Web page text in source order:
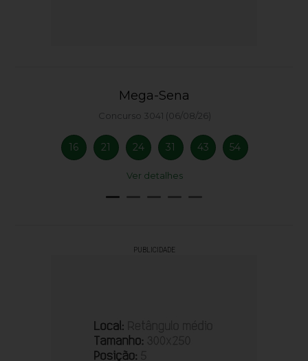
Mega-Sena
Concurso 3041 (06/08/26)
16 21 24 31 43 54
Ver detalhes
PUBLICIDADE